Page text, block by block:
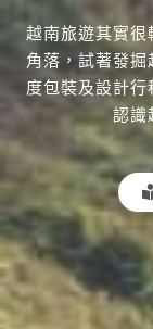
越南旅遊其實很
角落，試著發掘
度包裝及設計
認識